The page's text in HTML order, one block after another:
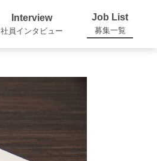
Interview
社員インタビュー
Job List
募集一覧